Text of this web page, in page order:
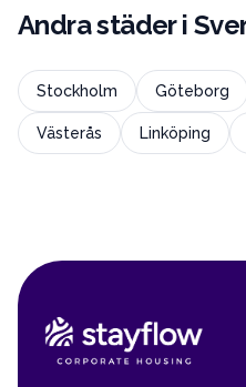
Andra städer i
Stockholm Göteborg
Västerås Linköping